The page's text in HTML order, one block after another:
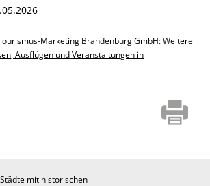
Marketing Brandenburg GmbH: Weitere
Ausflügen und Veranstaltungen in
mit historischen